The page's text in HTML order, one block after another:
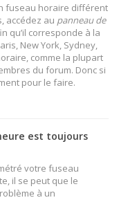
fuseau horaire différent
accédez au panneau de
qu’il corresponde à la
New York, Sydney,
comme la plupart
du forum. Donc si
pour le faire.
est toujours
votre fuseau
il se peut que le
à un